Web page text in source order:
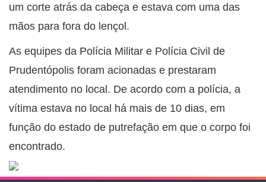
um corte atrás da cabeça e estava com uma das
mãos para fora do lençol.
As equipes da Polícia Militar e Polícia Civil de
Prudentópolis foram acionadas e prestaram
atendimento no local. De acordo com a polícia, a
vítima estava no local há mais de 10 dias, em
função do estado de putrefação em que o corpo foi
encontrado.